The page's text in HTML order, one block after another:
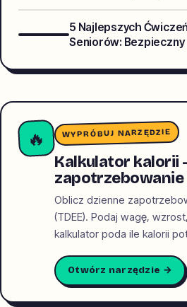
5 Najlepszych
Seniorów: Bezpieczny
🔥 WYPRÓBUJ NARZĘDZIE
Kalkulator kalorii -
Oblicz dzienne
(TDEE). Podaj wagę,
kalkulator poda ile kalorii
Otwórz narzędzie →